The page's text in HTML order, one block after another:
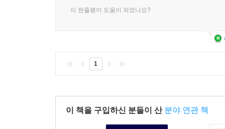
이 한줄평이 도움이 되었나요?
1
이 책을 구입하신 분들이 산 분야 연관 책